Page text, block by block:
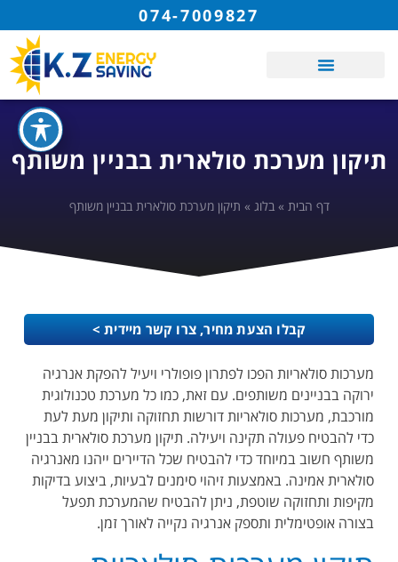
074-7009827
תיקון מערכת סולארית בבניין משותף
דף הבית »בלוג » תיקון מערכת סולארית בבניין משותף
קבלו הצעת מחיר, צרו קשר מיידית >
מערכות סולאריות הפכו לפתרון פופולרי ויעיל להפקת אנרגיה
ירוקה בבניינים משותפים. עם זאת, כמו כל מערכת טכנולוגית
מורכבת, מערכות סולאריות דורשות תחזוקה ותיקון מעת לעת
כדי להבטיח פעולה תקינה ויעילה. תיקון מערכת סולארית בבניין
משותף חשוב במיוחד כדי להבטיח שכל הדיירים ייהנו מאנרגיה
סולארית אמינה. באמצעות זיהוי סימנים לבעיות, ביצוע בדיקות
מקיפות ותחזוקה שוטפת, ניתן להבטיח שהמערכת תפעל
בצורה אופטימלית ותספק אנרגיה נקייה לאורך זמן.